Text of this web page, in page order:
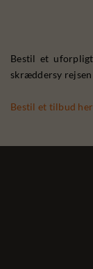
Bestil et
skræddersy
Bestil et tilbud